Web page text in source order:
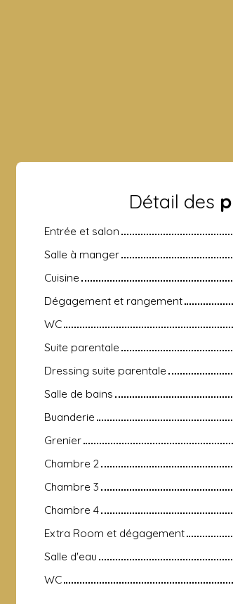
Détail des
Entrée et salon
Salle à manger
Cuisine
Dégagement et rangement
WC
Suite parentale
Dressing suite parentale
Salle de bains
Buanderie
Grenier
Chambre 2
Chambre 3
Chambre 4
Extra Room et dégagement
Salle d'eau
WC